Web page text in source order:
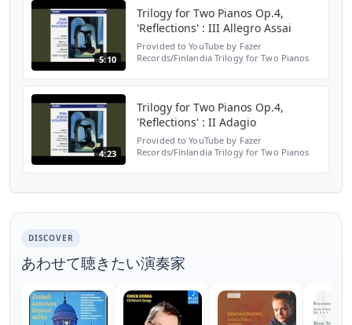
5:10
Trilogy for Two Pianos Op.4,
'Reflections' : III Allegro Assai
Provided to YouTube by Fazer
Records/Finlandia Trilogy for Two Pianos
4:23
Trilogy for Two Pianos Op.4,
'Reflections' : II Adagio
Provided to YouTube by Fazer
Records/Finlandia Trilogy for Two Pianos
DISCOVER
あわせて聴きたい演奏家